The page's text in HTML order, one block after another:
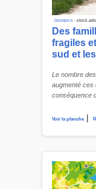
Goodpics-
Des
fragiles
sud et
Le nombre
augmenté ces
conséquence
Voir la planche |